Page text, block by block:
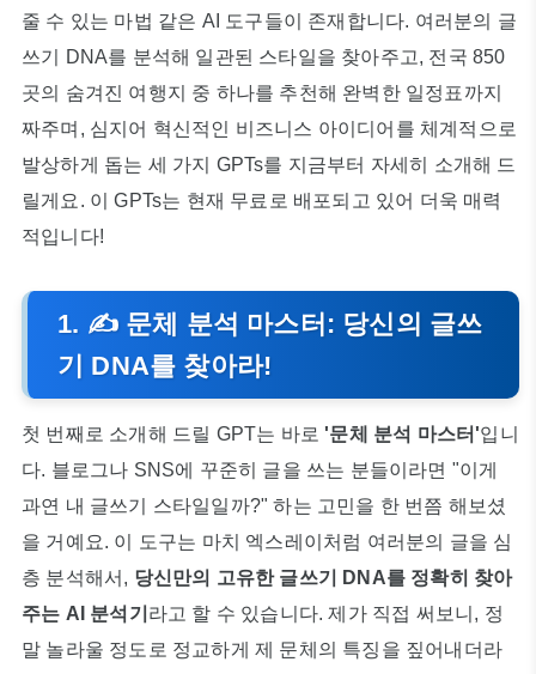
줄 수 있는 마법 같은 AI 도구들이 존재합니다. 여러분의 글
쓰기 DNA를 분석해 일관된 스타일을 찾아주고, 전국 850
곳의 숨겨진 여행지 중 하나를 추천해 완벽한 일정표까지
짜주며, 심지어 혁신적인 비즈니스 아이디어를 체계적으로
발상하게 돕는 세 가지 GPTs를 지금부터 자세히 소개해 드
릴게요. 이 GPTs는 현재 무료로 배포되고 있어 더욱 매력
적입니다!
1. ✍️ 문체 분석 마스터: 당신의 글쓰
기 DNA를 찾아라!
첫 번째로 소개해 드릴 GPT는 바로 '문체 분석 마스터'입니
다. 블로그나 SNS에 꾸준히 글을 쓰는 분들이라면 "이게
과연 내 글쓰기 스타일일까?" 하는 고민을 한 번쯤 해보셨
을 거예요. 이 도구는 마치 엑스레이처럼 여러분의 글을 심
층 분석해서, 당신만의 고유한 글쓰기 DNA를 정확히 찾아
주는 AI 분석기 라고 할 수 있습니다. 제가 직접 써보니, 정
말 놀라울 정도로 정교하게 제 문체의 특징을 짚어내더라